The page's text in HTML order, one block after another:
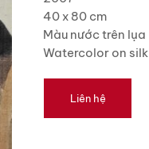
40 x 80 cm
Màu nước trên lụa
Watercolor on silk
Liên hệ